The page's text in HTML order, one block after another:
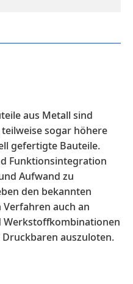
aus Metall sind
sogar höhere
gefertigte Bauteile.
Funktionsintegration
Aufwand zu
den bekannten
auch an
Werkstoffkombinationen
auszuloten.